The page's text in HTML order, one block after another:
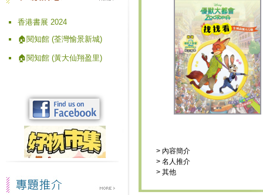
香港書展 2024
🏠閱知館 (荃灣愉景新城)
🏠閱知館 (黃大仙翔盈里)
> 內容簡介
> 名人推介
> 其他